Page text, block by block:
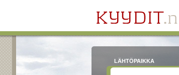
LÄHTÖPAIKKA